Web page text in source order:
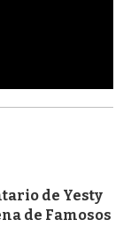
de Yesty
de Famosos